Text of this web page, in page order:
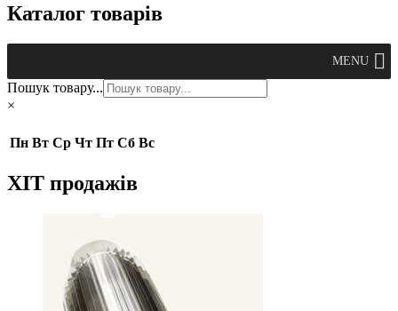
Каталог товарів
MENU
Пошук товару...
×
Пн Вт Ср Чт Пт Сб Вс
ХІТ продажів